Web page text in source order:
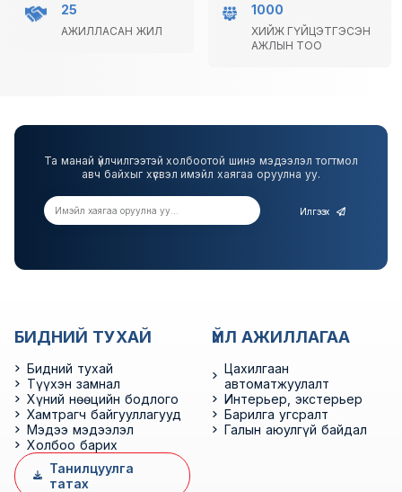
25
АЖИЛЛАСАН ЖИЛ
1000
ХИЙЖ ГҮЙЦЭТГЭСЭН
АЖЛЫН ТОО
Та манай үйлчилгээтэй холбоотой шинэ мэдээлэл тогтмол
авч байхыг хүсвэл имэйл хаягаа оруулна уу.
Илгээх
БИДНИЙ ТУХАЙ
Бидний тухай
Түүхэн замнал
Хүний нөөцийн бодлого
Хамтрагч байгууллагууд
Мэдээ мэдээлэл
Холбоо барих
Танилцуулга
татах
ҮЙЛ АЖИЛЛАГАА
Цахилгаан
автоматжуулалт
Интерьер, экстерьер
Барилга угсралт
Галын аюулгүй байдал